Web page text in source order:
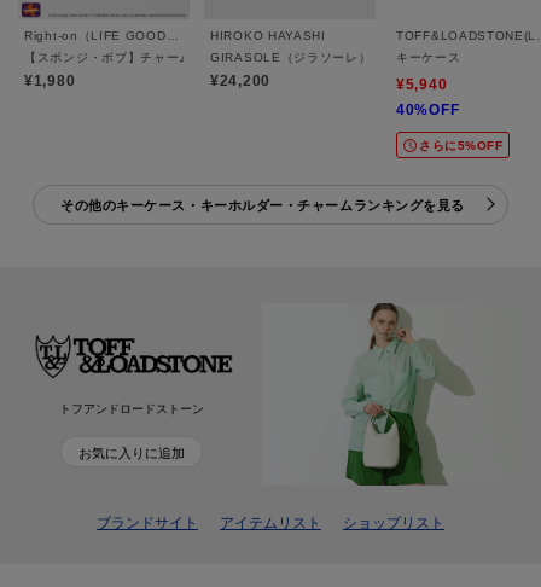
Right-on（LIFE GOODS）
【スポンジ・ボブ】チャーム
¥1,980
HIROKO HAYASHI
GIRASOLE（ジラソーレ） キーケース
¥24,200
キーケース
¥5,940
40%OFF
さらに5%OFF
その他のキーケース・キーホルダー・チャームランキングを見る
トフアンドロードストーン
お気に入りに追加
ブランドサイト アイテムリスト ショップリスト